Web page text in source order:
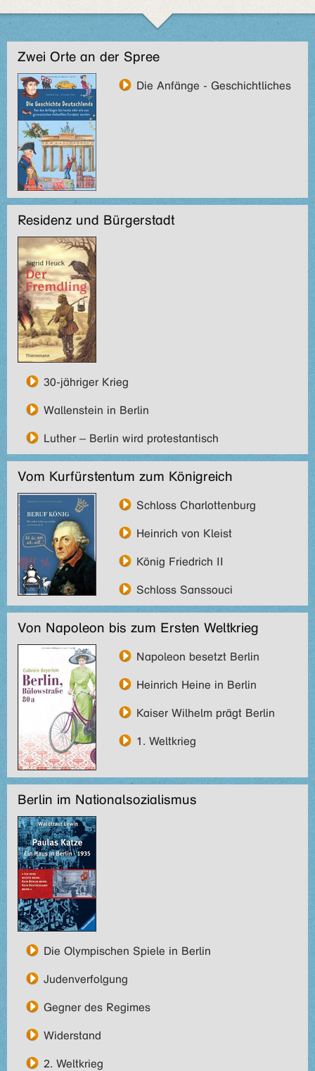
Zwei Orte an der Spree
Die Anfänge - Geschichtliches
Residenz und Bürgerstadt
30-jähriger Krieg
Wallenstein in Berlin
Luther – Berlin wird protestantisch
Vom Kurfürstentum zum Königreich
Schloss Charlottenburg
Heinrich von Kleist
König Friedrich II
Schloss Sanssouci
Von Napoleon bis zum Ersten Weltkrieg
Napoleon besetzt Berlin
Heinrich Heine in Berlin
Kaiser Wilhelm prägt Berlin
1. Weltkrieg
Berlin im Nationalsozialismus
Die Olympischen Spiele in Berlin
Judenverfolgung
Gegner des Regimes
Widerstand
2. Weltkrieg